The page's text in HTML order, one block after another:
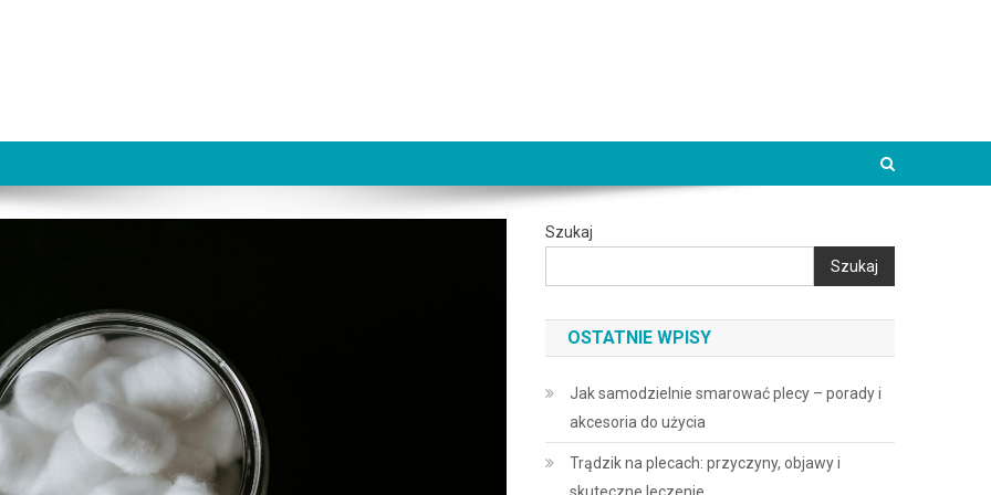
Szukaj
Szukaj
OSTATNIE WPISY
Jak samodzielnie smarować plecy – porady i
akcesoria do użycia
Trądzik na plecach: przyczyny, objawy i